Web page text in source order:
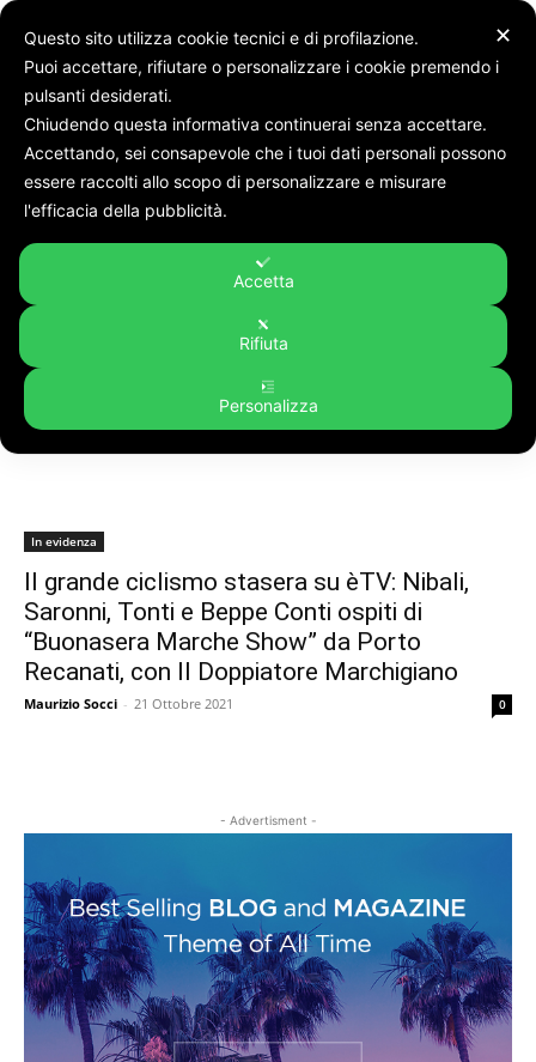
Il grande ciclismo stasera su èTV: Nibali
Tag:Il grande ciclismo stasera
su èTV: Nibali
In evidenza
Il grande ciclismo stasera su èTV: Nibali,
Saronni, Tonti e Beppe Conti ospiti di
“Buonasera Marche Show” da Porto
Recanati, con Il Doppiatore Marchigiano
Maurizio Socci - 21 Ottobre 2021 0
- Advertisment -
✕
Questo sito utilizza cookie tecnici e di profilazione.
Puoi accettare, rifiutare o personalizzare i cookie premendo i
pulsanti desiderati.
Chiudendo questa informativa continuerai senza accettare.
Accettando, sei consapevole che i tuoi dati personali possono
essere raccolti allo scopo di personalizzare e misurare
l'efficacia della pubblicità.
Accetta
Rifiuta
Personalizza